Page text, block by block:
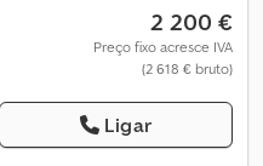
2 200 €
Preço fixo acresce IVA
(2 618 € bruto)
Ligar